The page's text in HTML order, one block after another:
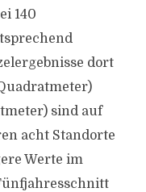
140
dort
sind auf
acht Standorte
Werte im